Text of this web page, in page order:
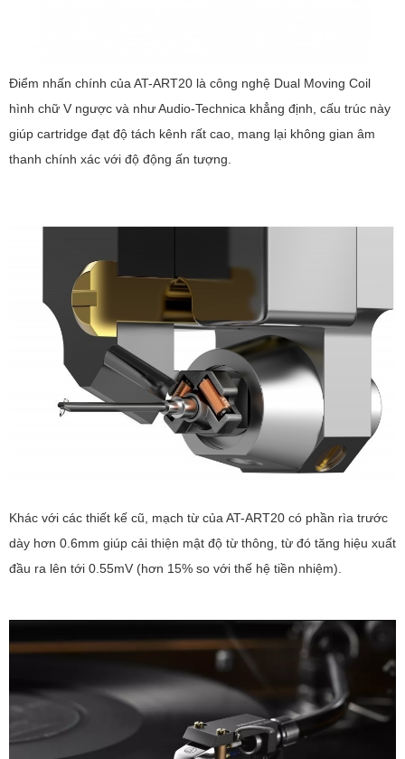
Điểm nhấn chính của AT-ART20 là công nghệ Dual Moving Coil
hình chữ V ngược và như Audio-Technica khẳng định, cấu trúc này
giúp cartridge đạt độ tách kênh rất cao, mang lại không gian âm
thanh chính xác với độ động ấn tượng.
Khác với các thiết kế cũ, mạch từ của AT-ART20 có phần rìa trước
dày hơn 0.6mm giúp cải thiện mật độ từ thông, từ đó tăng hiệu xuất
đầu ra lên tới 0.55mV (hơn 15% so với thế hệ tiền nhiệm).